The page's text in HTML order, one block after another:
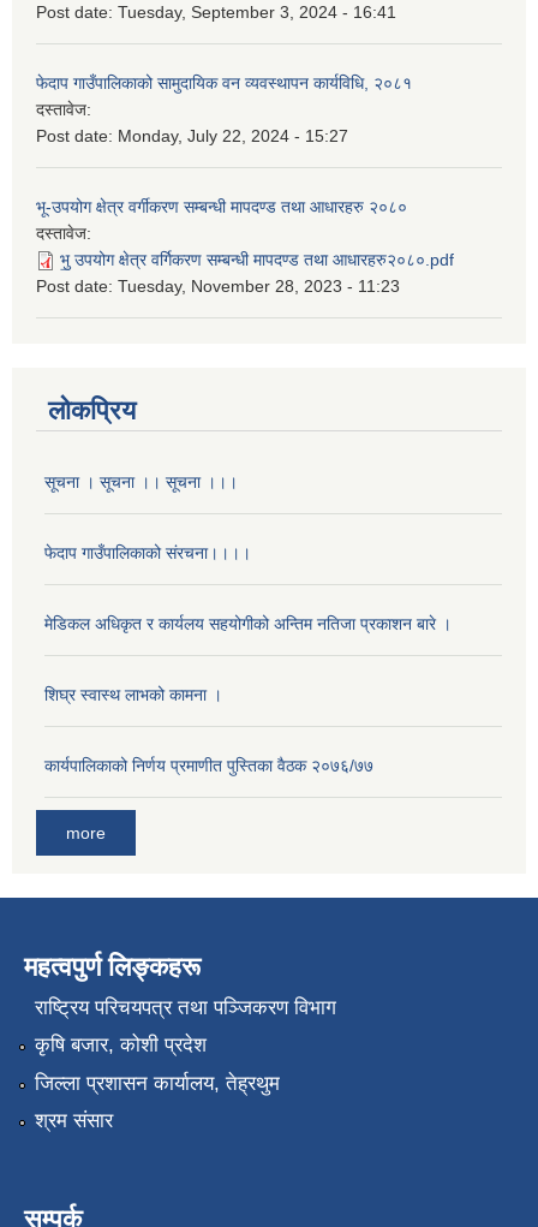
Post date: Tuesday, September 3, 2024 - 16:41
फेदाप गाउँपालिकाको सामुदायिक वन व्यवस्थापन कार्यविधि, २०८१
दस्तावेज:
Post date: Monday, July 22, 2024 - 15:27
भू-उपयोग क्षेत्र वर्गीकरण सम्बन्धी मापदण्ड तथा आधारहरु २०८०
दस्तावेज:
भु॒ उपयोग क्षेत्र वर्गिकरण सम्बन्धी मापदण्ड तथा आधारहरु२०८०.pdf
Post date: Tuesday, November 28, 2023 - 11:23
लोकप्रिय
सूचना । सूचना ।। सूचना ।।।
फेदाप गाउँपालिकाको संरचना।।।।
मेडिकल अधिकृत र कार्यलय सहयोगीको अन्तिम नतिजा प्रकाशन बारे ।
शिघ्र स्वास्थ लाभको कामना ।
कार्यपालिकाको निर्णय प्रमाणीत पुस्तिका वैठक २०७६/७७
more
महत्वपुर्ण लिङ्कहरू
राष्‍ट्रिय परिचयपत्र तथा पञ्जिकरण विभाग
कृषि बजार, कोशी प्रदेश
जिल्ला प्रशासन कार्यालय, तेह्रथुम
श्रम संसार
सम्पर्क